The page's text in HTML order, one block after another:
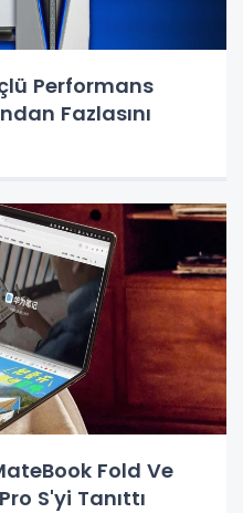
Performans
Fazlasını
Fold Ve
S'yi Tanıttı